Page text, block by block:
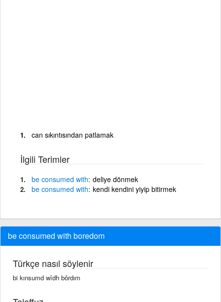
can sıkıntısından patlamak
İlgili Terimler
be consumed with deliye dönmek
be consumed with kendi kendini yiyip bitirmek
be consumed with boredom
Türkçe nasıl söylenir
bi kınsumd wîdh bôrdım